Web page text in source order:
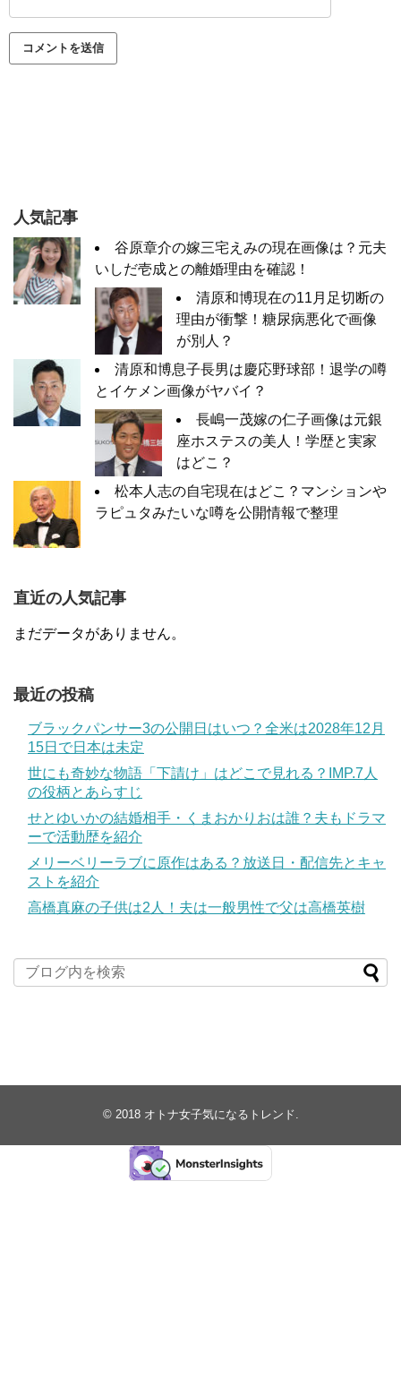
人気記事
谷原章介の嫁三宅えみの現在画像は？元夫
いしだ壱成との離婚理由を確認！
清原和博現在の11月足切断の
理由が衝撃！糖尿病悪化で画像
が別人？
清原和博息子長男は慶応野球部！退学の噂
とイケメン画像がヤバイ？
長嶋一茂嫁の仁子画像は元銀
座ホステスの美人！学歴と実家
はどこ？
松本人志の自宅現在はどこ？マンションや
ラピュタみたいな噂を公開情報で整理
直近の人気記事
まだデータがありません。
最近の投稿
ブラックパンサー3の公開日はいつ？全米は2028年12月
15日で日本は未定
世にも奇妙な物語「下請け」はどこで見れる？IMP.7人
の役柄とあらすじ
せとゆいかの結婚相手・くまおかりおは誰？夫もドラマ
ーで活動歴を紹介
メリーベリーラブに原作はある？放送日・配信先とキャ
ストを紹介
高橋真麻の子供は2人！夫は一般男性で父は高橋英樹
© 2018 オトナ女子気になるトレンド.